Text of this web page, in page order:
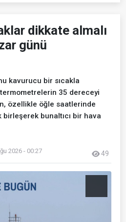
dikkate almalı
günü
kavurucu bir sıcakla
35 dereceyi
özellikle öğle saatlerinde
birleşerek bunaltıcı bir hava
2026 - 00:27 49